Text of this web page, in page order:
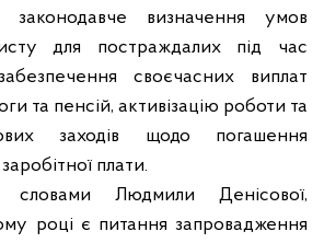
законодавче визначення умов
для постраждалих під час
своєчасних виплат
та пенсій, активізацію роботи та
заходів щодо погашення
плати.
Людмили Денісової,
році є питання запровадження